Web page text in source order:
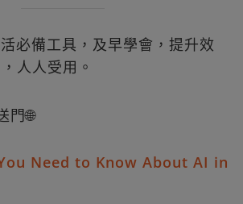
必備工具，及早學會，提升效
人人受用。
門🌐
Need to Know About AI in